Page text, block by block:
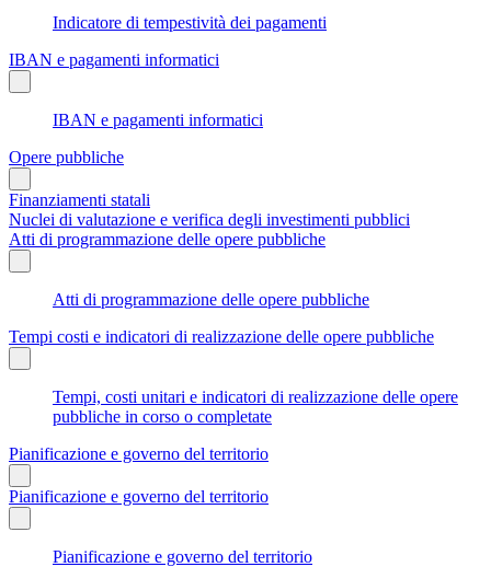
Indicatore di tempestività dei pagamenti
IBAN e pagamenti informatici
IBAN e pagamenti informatici
Opere pubbliche
Finanziamenti statali
Nuclei di valutazione e verifica degli investimenti pubblici
Atti di programmazione delle opere pubbliche
Atti di programmazione delle opere pubbliche
Tempi costi e indicatori di realizzazione delle opere pubbliche
Tempi, costi unitari e indicatori di realizzazione delle opere
pubbliche in corso o completate
Pianificazione e governo del territorio
Pianificazione e governo del territorio
Pianificazione e governo del territorio